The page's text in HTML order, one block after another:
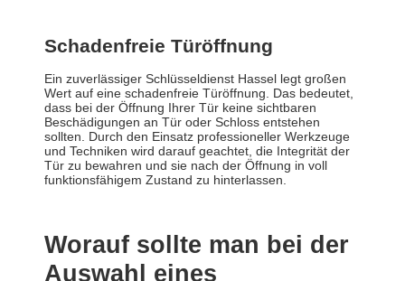
Schadenfreie Türöffnung
Ein zuverlässiger Schlüsseldienst Hassel legt großen
Wert auf eine schadenfreie Türöffnung. Das bedeutet,
dass bei der Öffnung Ihrer Tür keine sichtbaren
Beschädigungen an Tür oder Schloss entstehen
sollten. Durch den Einsatz professioneller Werkzeuge
und Techniken wird darauf geachtet, die Integrität der
Tür zu bewahren und sie nach der Öffnung in voll
funktionsfähigem Zustand zu hinterlassen.
Worauf sollte man bei der
Auswahl eines